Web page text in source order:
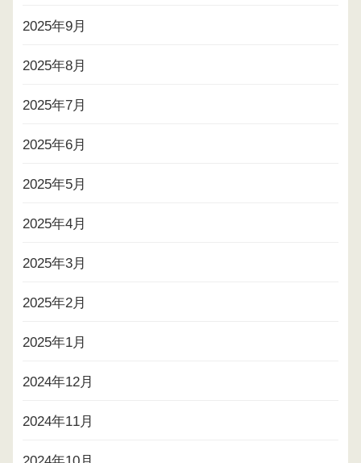
2025年9月
2025年8月
2025年7月
2025年6月
2025年5月
2025年4月
2025年3月
2025年2月
2025年1月
2024年12月
2024年11月